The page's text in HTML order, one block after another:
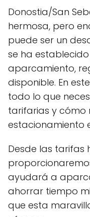
Donostia/San
hermosa, pero
puede ser un
se ha
aparcamiento,
disponible. En
todo lo que
tarifarias y cómo
estacionamiento
Desde las tarifas
ayudará a
ahorrar tiempo
que esta